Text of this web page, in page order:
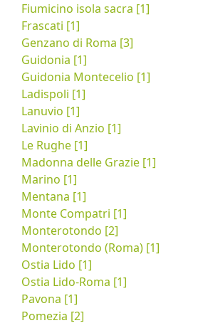
Fiumicino isola sacra [1]
Frascati [1]
Genzano di Roma [3]
Guidonia [1]
Guidonia Montecelio [1]
Ladispoli [1]
Lanuvio [1]
Lavinio di Anzio [1]
Le Rughe [1]
Madonna delle Grazie [1]
Marino [1]
Mentana [1]
Monte Compatri [1]
Monterotondo [2]
Monterotondo (Roma) [1]
Ostia Lido [1]
Ostia Lido-Roma [1]
Pavona [1]
Pomezia [2]